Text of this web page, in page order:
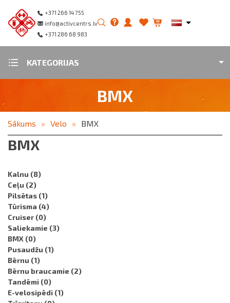
+371 266 14 755
info@activcentrs.lv
+371 286 68 983
KATEGORIJAS
BMX
Sākums Velo BMX
BMX
Kalnu (8)
Ceļu (2)
Pilsētas (1)
Tūrisma (4)
Cruiser (0)
Saliekamie (3)
BMX (0)
Pusaudžu (1)
Bērnu (1)
Bērnu braucamie (2)
Tandēmi (0)
E-velosipēdi (1)